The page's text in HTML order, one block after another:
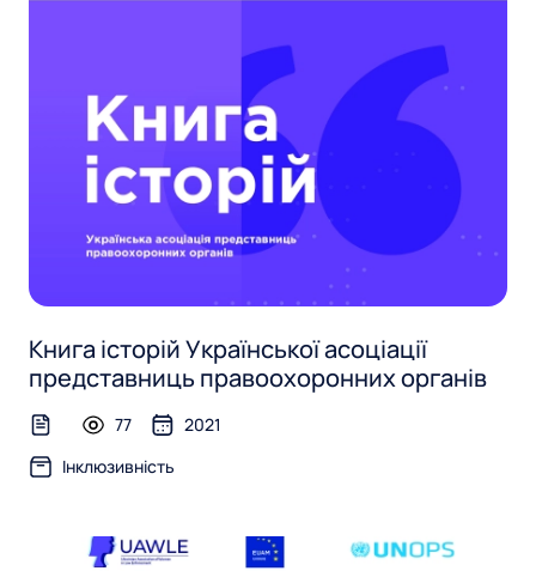
Книга історій Української асоціації
представниць правоохоронних органів
text-file77
2021
Інклюзивність